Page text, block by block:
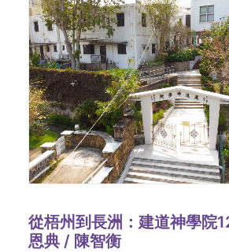
從梧州到長洲：建道神學院
恩典 / 陳智衡